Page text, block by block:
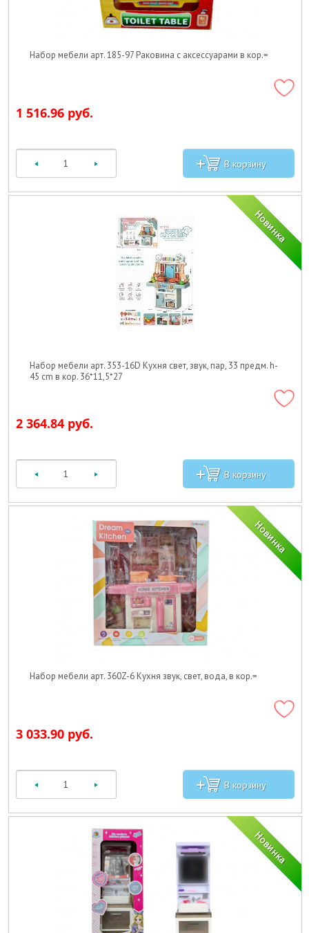
Набор мебели арт. 185-97 Раковина с аксессуарами в кор.=
1 516.96 руб.
Набор мебели арт. 353-16D Кухня свет, звук, пар, 33 предм. h-
45 cm в кор. 36*11,5*27
2 364.84 руб.
Набор мебели арт. 360Z-6 Кухня звук, свет, вода, в кор.=
3 033.90 руб.